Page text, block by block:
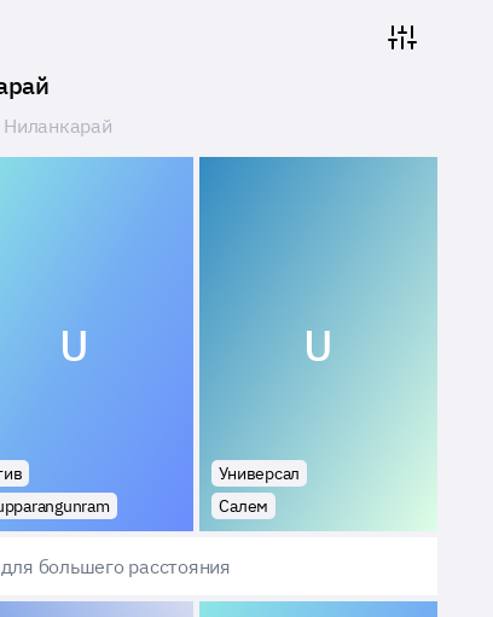
Ниланкарай
U U
Универсал
Салем
большего расстояния